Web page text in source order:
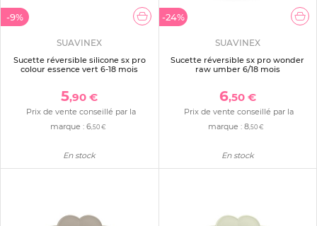
-9%
SUAVINEX
Sucette réversible silicone sx pro
colour essence vert 6-18 mois
5,90 €
Prix de vente conseillé par la
marque : 6,50 €
En stock
-24%
SUAVINEX
Sucette réversible sx pro wonder
raw umber 6/18 mois
6,50 €
Prix de vente conseillé par la
marque :8 ,50 €
En stock